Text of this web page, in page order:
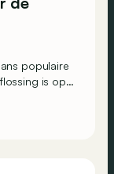
populaire
is op